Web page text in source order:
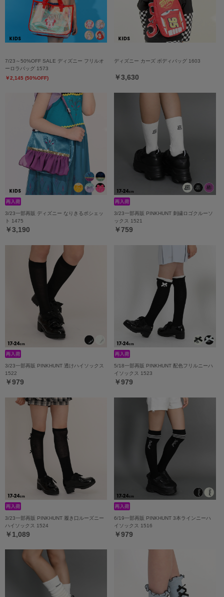
7/23～50%OFF SALE ディズニー フリルオ
ーロラバッグ 1573
￥2,145 (50%OFF)
ディズニー カーズ ボディバッグ 1603
￥3,630
3/23一部再販 ディズニー なりきるポシェッ
ト 1475
￥3,190
3/23一部再販 PINKHUNT 刺繍ロゴクルーソ
ックス 1521
￥759
3/23一部再販 PINKHUNT 透けハイソックス
1522
￥979
5/18一部再販 PINKHUNT 配色フリルニーハ
イソックス 1523
￥979
3/23一部再販 PINKHUNT 履き口ルーズニー
ハイソックス 1524
￥1,089
6/19一部再販 PINKHUNT 3本ラインニーハ
イソックス 1516
￥979